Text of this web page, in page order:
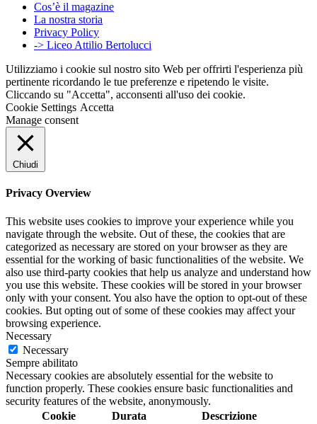
Cos’è il magazine
La nostra storia
Privacy Policy
-> Liceo Attilio Bertolucci
Utilizziamo i cookie sul nostro sito Web per offrirti l'esperienza più
pertinente ricordando le tue preferenze e ripetendo le visite.
Cliccando su "Accetta", acconsenti all'uso dei cookie.
Cookie Settings Accetta
Manage consent
Chiudi
Privacy Overview
This website uses cookies to improve your experience while you
navigate through the website. Out of these, the cookies that are
categorized as necessary are stored on your browser as they are
essential for the working of basic functionalities of the website. We
also use third-party cookies that help us analyze and understand how
you use this website. These cookies will be stored in your browser
only with your consent. You also have the option to opt-out of these
cookies. But opting out of some of these cookies may affect your
browsing experience.
Necessary
Necessary
Sempre abilitato
Necessary cookies are absolutely essential for the website to
function properly. These cookies ensure basic functionalities and
security features of the website, anonymously.
Cookie
Durata Descrizione